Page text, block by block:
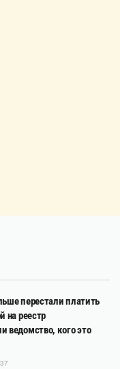
перестали платить
на реестр
ведомство, кого это